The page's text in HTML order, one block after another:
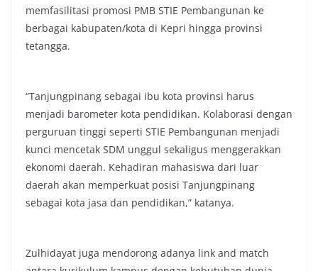
memfasilitasi promosi PMB STIE Pembangunan ke
berbagai kabupaten/kota di Kepri hingga provinsi
tetangga.
“Tanjungpinang sebagai ibu kota provinsi harus
menjadi barometer kota pendidikan. Kolaborasi dengan
perguruan tinggi seperti STIE Pembangunan menjadi
kunci mencetak SDM unggul sekaligus menggerakkan
ekonomi daerah. Kehadiran mahasiswa dari luar
daerah akan memperkuat posisi Tanjungpinang
sebagai kota jasa dan pendidikan,” katanya.
Zulhidayat juga mendorong adanya link and match